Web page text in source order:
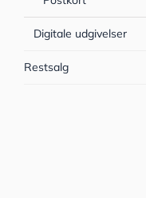
Digitale udgivelser
Restsalg